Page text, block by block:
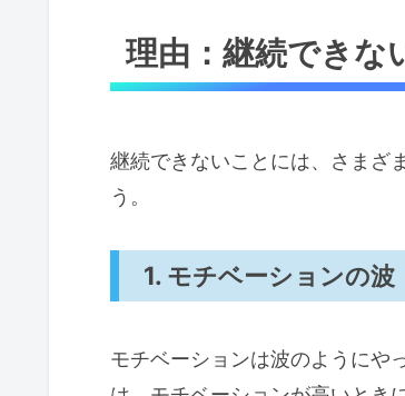
理由：継続できな
継続できないことには、さまざ
う。
1. モチベーションの波
モチベーションは波のようにや